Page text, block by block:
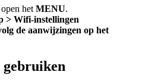
het MENU.
> Wifi-instellingen
de aanwijzingen op het
gebruiken